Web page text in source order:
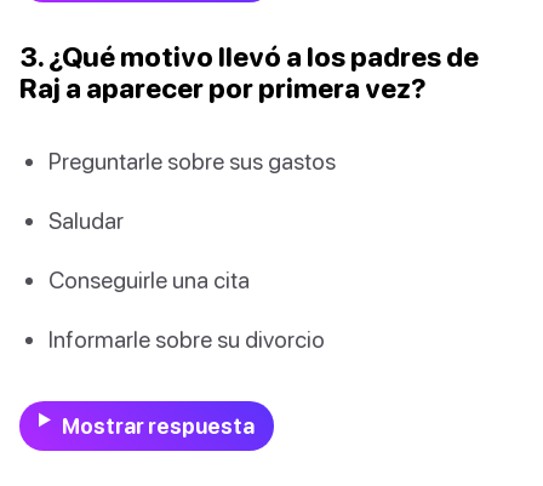
3. ¿Qué motivo llevó a los padres de
Raj a aparecer por primera vez?
Preguntarle sobre sus gastos
Saludar
Conseguirle una cita
Informarle sobre su divorcio
Mostrar respuesta